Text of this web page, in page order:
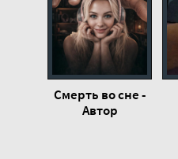
Смерть во сне -
Автор